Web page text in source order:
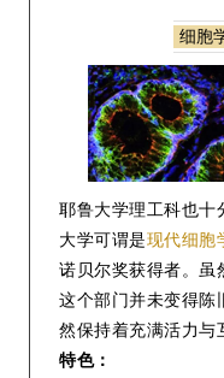
细胞
耶鲁大学理工科也十
大学可谓是现代细胞
诺贝尔奖获得者。虽
这个部门并未变得陈
然保持着充满活力与
特色：